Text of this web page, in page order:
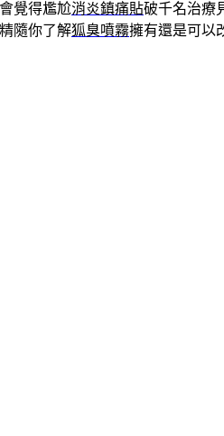
覺得尷尬消炎鎮痛貼破千名治療
隨你了解狐臭噴霧擁有還是可以